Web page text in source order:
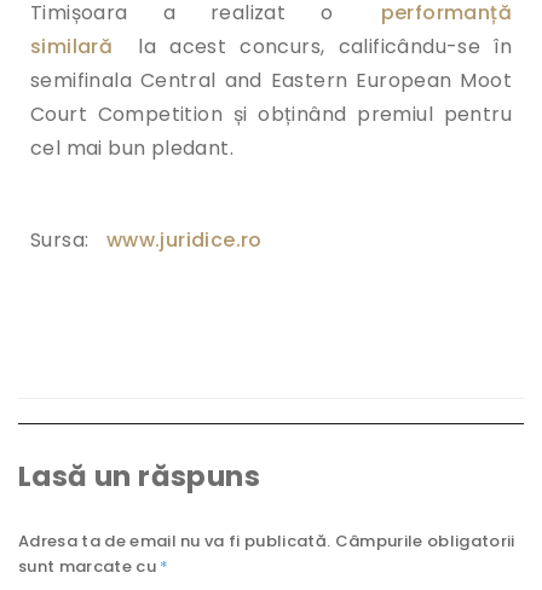
Timișoara a realizat o
performanță
similară
la acest concurs, calificându-se în
semifinala Central and Eastern European Moot
Court Competition și obținând premiul pentru
cel mai bun pledant.
Sursa: www.juridice.ro
Lasă un răspuns
Adresa ta de email nu va fi publicată. Câmpurile obligatorii
sunt marcate cu *